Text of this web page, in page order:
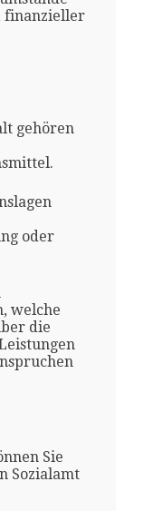
finanzieller
gehören
oder
welche
die
Sie
Sozialamt